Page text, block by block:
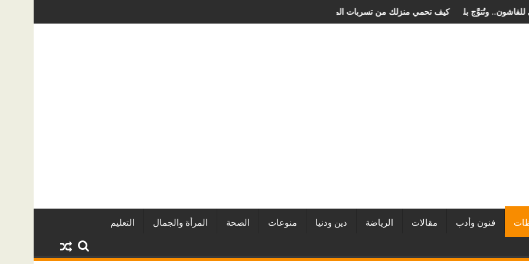
كيف تحمي منزلك من تسربات المياه الخفية؟ دليل عملي لأصحاب المنازل في الرياضالصخرة الدولي للفاشون.. وتُتوَّج بلقب أفضل مصممة أزياء لعام 2026
فنون وأدب مقالات الرياضة دين ودنيا منوعات الصحة المرأة والجمال التعليم